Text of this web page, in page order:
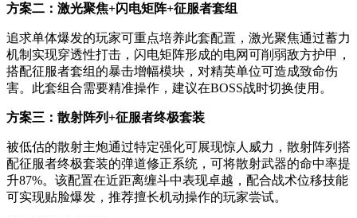
方案二：激光聚焦+闪电矩阵+征服者套组
追求单体爆发的玩家可重点培养此套配置，激光聚焦通过蓄力
机制实现穿透性打击，闪电矩阵形成的电网可削弱敌方护甲，
搭配征服者套组的暴击增幅模块，对精英单位可造成致命伤
害。此套组合需要精准操作，建议在BOSS战时切换使用。
方案三：散射阵列+征服者终极套装
被低估的散射主炮通过特定强化可展现惊人威力，散射阵列搭
配征服者终极套装的弹道修正系统，可将散射武器的命中率提
升87%。该配置在近距离缠斗中表现卓越，配合战术位移技能
可实现贴脸爆发，推荐擅长机动操作的玩家尝试。